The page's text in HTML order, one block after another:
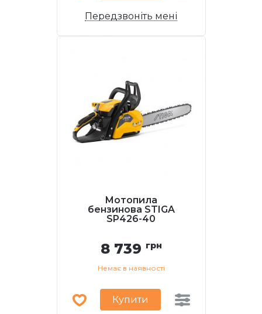
Передзвоніть мені
Мотопила
бензинова STIGA
SP426-40
8 739 грн
Немає в наявності
Купити